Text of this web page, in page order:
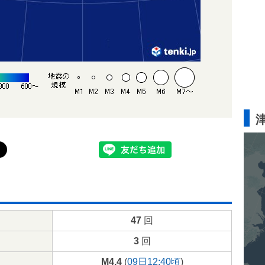
47 回
3回
M4.4(09日12:40頃)